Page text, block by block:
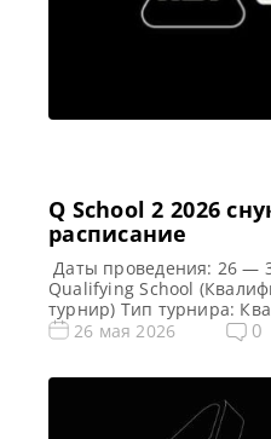
Q School 2 2026
расписание
Даты проведения: 26 —
Qualifying School
турнир) Тип турнира:
Snooker Tour) Арена:
карт World Snooker
26 мая 2026 0